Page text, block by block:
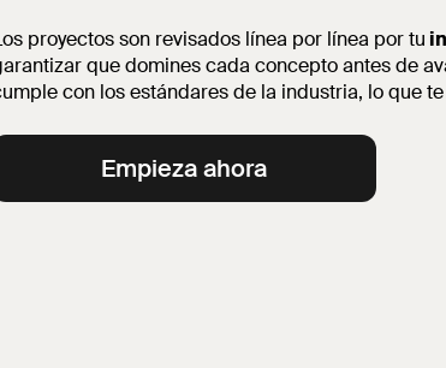
proyectos son revisados línea por línea por tu
que domines cada concepto antes de
con los estándares de la industria, lo que
Empieza ahora